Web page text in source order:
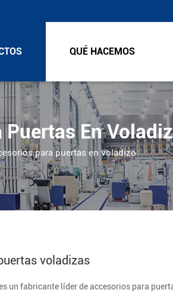
QUÉ HACEMOS
En
para puertas en voladizo
voladizas
un fabricante líder de accesorios para